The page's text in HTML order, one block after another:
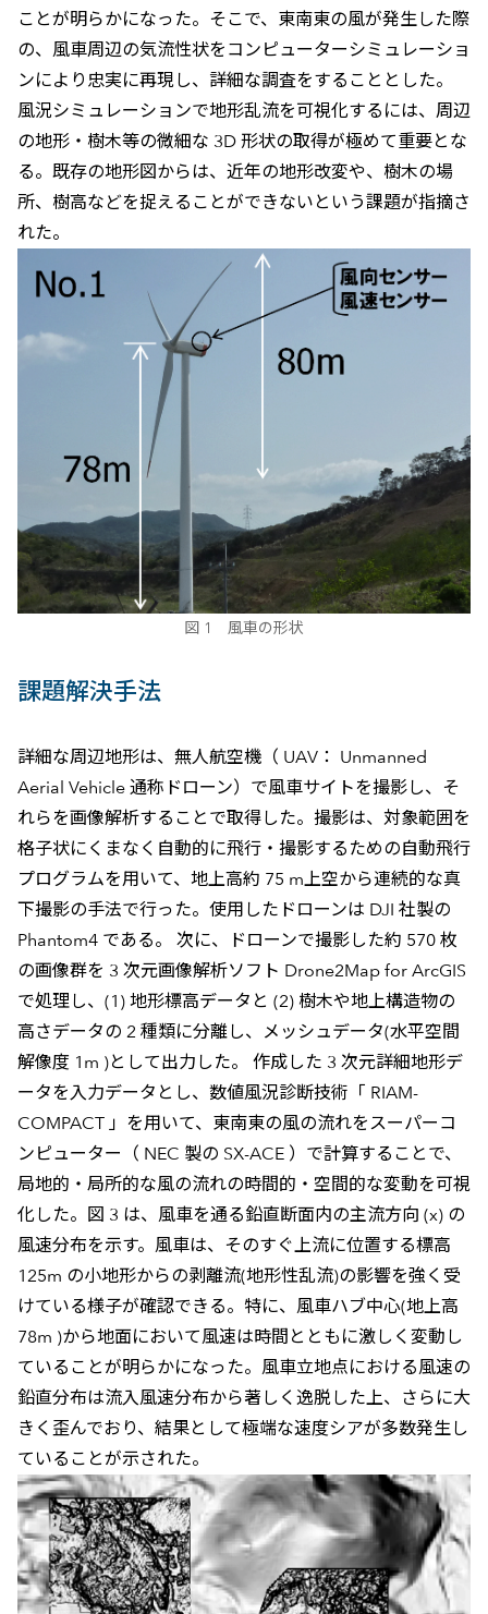
ことが明らかになった。そこで、東南東の風が発生した際
の、風車周辺の気流性状をコンピューターシミュレーショ
ンにより忠実に再現し、詳細な調査をすることとした。
風況シミュレーションで地形乱流を可視化するには、周辺
の地形・樹木等の微細な 3D 形状の取得が極めて重要とな
る。既存の地形図からは、近年の地形改変や、樹木の場
所、樹高などを捉えることができないという課題が指摘さ
れた。
図 1 風車の形状
課題解決手法
詳細な周辺地形は、無人航空機（ UAV： Unmanned
Aerial Vehicle 通称ドローン）で風車サイトを撮影し、そ
れらを画像解析することで取得した。撮影は、対象範囲を
格子状にくまなく自動的に飛行・撮影するための自動飛行
プログラムを用いて、地上高約 75 m上空から連続的な真
下撮影の手法で行った。使用したドローンは DJI 社製の
Phantom4 である。 次に、ドローンで撮影した約 570 枚
の画像群を 3 次元画像解析ソフト Drone2Map for ArcGIS
で処理し、(1) 地形標高データと (2) 樹木や地上構造物の
高さデータの 2 種類に分離し、メッシュデータ(水平空間
解像度 1m )として出力した。 作成した 3 次元詳細地形デ
ータを入力データとし、数値風況診断技術「 RIAM-
COMPACT 」を用いて、東南東の風の流れをスーパーコ
ンピューター（ NEC 製の SX-ACE ）で計算することで、
局地的・局所的な風の流れの時間的・空間的な変動を可視
化した。図 3 は、風車を通る鉛直断面内の主流方向 (x) の
風速分布を示す。風車は、そのすぐ上流に位置する標高
125m の小地形からの剥離流(地形性乱流)の影響を強く受
けている様子が確認できる。特に、風車ハブ中心(地上高
78m )から地面において風速は時間とともに激しく変動し
ていることが明らかになった。風車立地点における風速の
鉛直分布は流入風速分布から著しく逸脱した上、さらに大
きく歪んでおり、結果として極端な速度シアが多数発生し
ていることが示された。